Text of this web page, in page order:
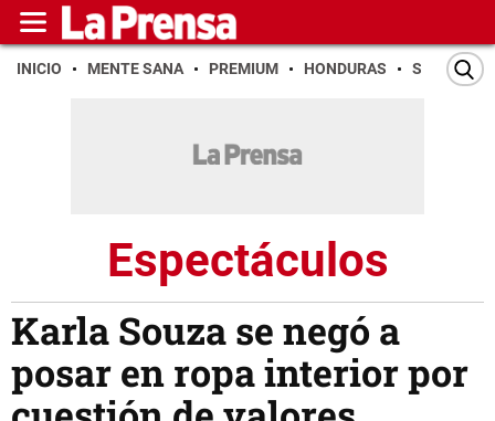
INICIO MENTE SANA PREMIUM HONDURAS SAN PEDRO
Espectáculos
Karla Souza se negó a
posar en ropa interior por